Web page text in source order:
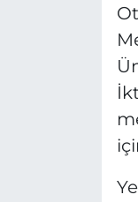
MAGAZİN